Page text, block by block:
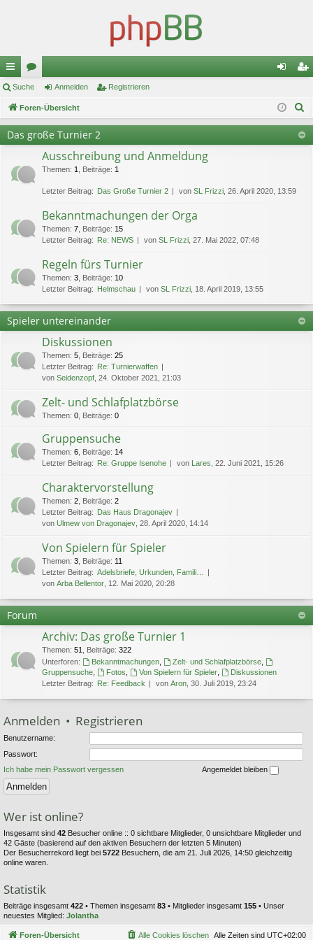
ch
ne
llz
riff
or
en m ist
rie
Suche Anmelden Registrieren
Foren-Übersicht
Das große Turnier 2
Ausschreibung und Anmeldung
Themen: 1 Beiträge: 1
Letzter Beitrag: Das Große Turnier 2 von SL Frizzi , 26. April 2020, 13:59
Bekanntmachungen der Orga
Themen: 7 Beiträge: 15
Letzter Beitrag: Re: NEWS von SL Frizzi , 27. Mai 2022, 07:48
Regeln fürs Turnier
Themen: 3 Beiträge: 10
Letzter Beitrag: Helmschau von SL Frizzi , 18. April 2019, 13:55
Spieler untereinander
Diskussionen
Themen: 5 Beiträge: 25
Letzter Beitrag: Re: Turnierwaffen
von Seidenzopf , 24. Oktober 2021, 21:03
Zelt- und Schlafplatzbörse
Themen: 0 Beiträge: 0
Gruppensuche
Themen: 6 Beiträge: 14
Letzter Beitrag: Re: Gruppe Isenohe von Lares , 22. Juni 2021, 15:26
Charaktervorstellung
Themen: 2 Beiträge: 2
Letzter Beitrag: Das Haus Dragonajev
von Ulmew von Dragonajev , 28. April 2020, 14:14
Von Spielern für Spieler
Themen: 3 Beiträge: 11
Letzter Beitrag: Adelsbriefe, Urkunden, Famili…
von Arba Bellentor , 12. Mai 2020, 20:28
Forum
Archiv: Das große Turnier 1
Themen: 51 Beiträge: 322
Unterforen:
Bekanntmachungen, Zelt- und Schlafplatzbörse,
Gruppensuche
Fotos Von Spielern für Spieler,
Diskussionen
Letzter Beitrag: Re: Feedback von Aron , 30. Juli 2019, 23:24
Anmelden • Registrieren
Benutzername:
Passwort:
Ich habe mein Passwort vergessen
Angemeldet bleiben
Wer ist online?
Insgesamt sind 42 Besucher online :: 0 sichtbare Mitglieder, 0 unsichtbare Mitglieder und
42 Gäste (basierend auf den aktiven Besuchern der letzten 5 Minuten)
Der Besucherrekord liegt bei 5722 Besuchern, die am 21. Juli 2026, 14:50 gleichzeitig
online waren.
Statistik
Beiträge insgesamt 422 • Themen insgesamt 83 • Mitglieder insgesamt 155 • Unser
neuestes Mitglied: Jolantha
Foren-Übersicht Alle Zeiten sind UTC+02:00
Alle Cookies löschen